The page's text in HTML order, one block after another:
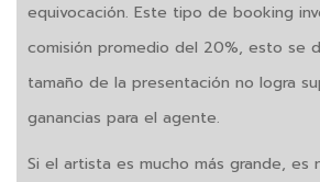
equivocación. Este tipo de booking
comisión promedio del 20%, esto se
tamaño de la presentación no logra
ganancias para el agente.
Si el artista es mucho más grande, es